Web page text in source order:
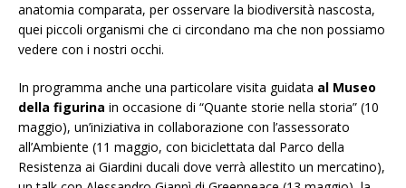
anatomia comparata, per osservare la biodiversità nascosta,
quei piccoli organismi che ci circondano ma che non possiamo
vedere con i nostri occhi.
In programma anche una particolare visita guidata al Museo
della figurina in occasione di “Quante storie nella storia” (10
maggio), un’iniziativa in collaborazione con l’assessorato
all’Ambiente (11 maggio, con biciclettata dal Parco della
Resistenza ai Giardini ducali dove verrà allestito un mercatino),